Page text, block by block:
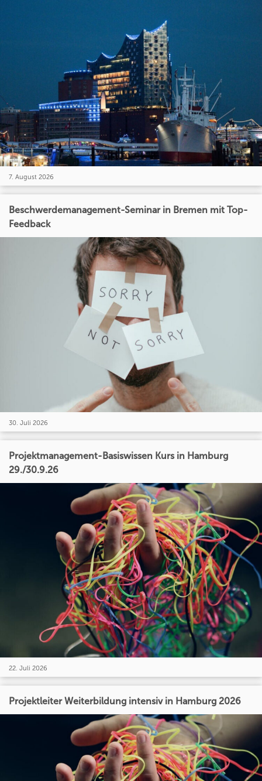
7. August 2026
Beschwerdemanagement-Seminar in Bremen mit Top-
Feedback
30. Juli 2026
Projektmanagement-Basiswissen Kurs in Hamburg
29./30.9.26
22. Juli 2026
Projektleiter Weiterbildung intensiv in Hamburg 2026